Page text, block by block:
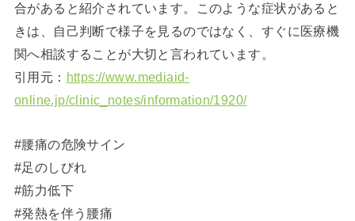
合があると紹介されています。このような症状があると
きは、自己判断で様子を見るのではなく、すぐに医療機
関へ相談することが大切と言われています。
引用元： https://www.mediaid-
online.jp/clinic_notes/information/1920/
#腰痛の危険サイン
#足のしびれ
#筋力低下
#発熱を伴う腰痛